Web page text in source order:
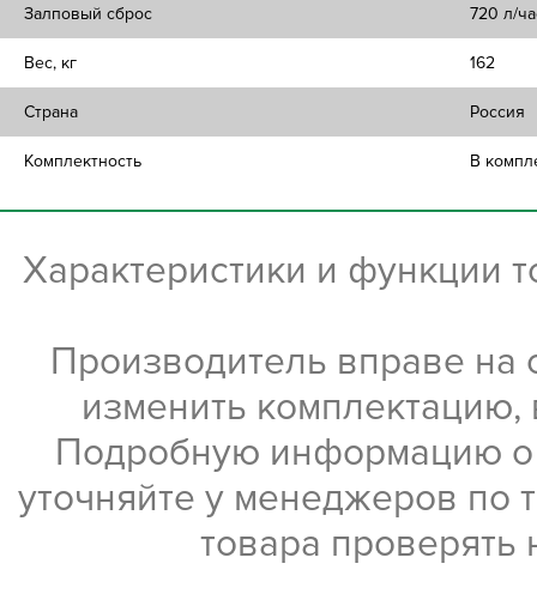
Залповый сброс 720 л/
Вес, кг 162
Страна Россия
Комплектность В
Характеристики и функции
Производитель вправе на
изменить комплектацию,
Подробную информацию о
уточняйте у менеджеров по
товара